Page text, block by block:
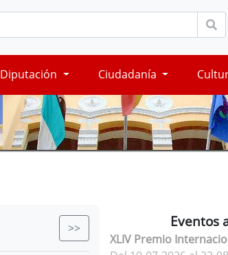
Diputación Ciudadanía
>> Eventos
XLIV Premio